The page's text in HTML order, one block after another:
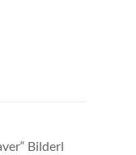
Bilderl